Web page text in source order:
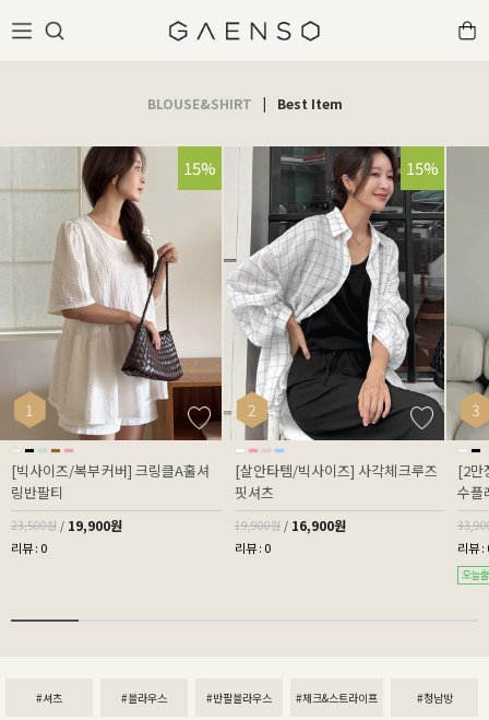
BLOUSE&SHIRT | Best Item
1
15%
[빅사이즈/복부커버] 크링클A훌셔
링반팔티
23,500원 / 19,900원
리뷰 : 0
2
15%
[살안타템/빅사이즈] 사각체크루즈
핏셔츠
19,900원 / 16,900원
리뷰 : 0
3
[2만
수플
리뷰 :
#셔츠 #블라우스 #반팔블라우스 #체크&스트라이프 #청남방